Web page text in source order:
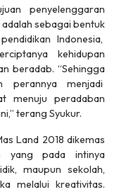
penyelenggaran
adalah sebagai bentuk
Indonesia,
kehidupan
beradab. “Sehingga
perannya menjadi
menuju peradaban
terang Syukur.
Land 2018 dikemas
yang pada intinya
maupun sekolah,
melalui kreativitas.